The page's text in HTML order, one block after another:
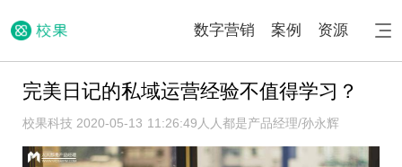
数字营销 案例 资源
完美日记的私域运营经验不值得学习？
校果科技 2020-05-13 11:26:49 人人都是产品经理/孙永辉